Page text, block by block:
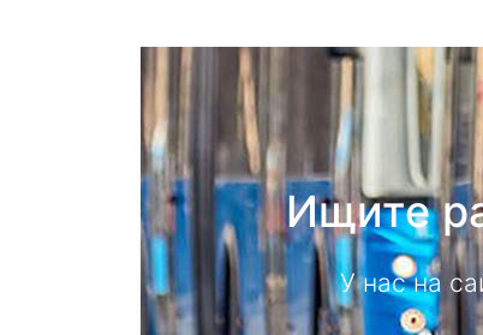
Ищите
У нас на